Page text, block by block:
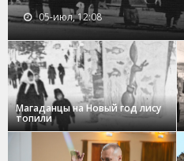
05-июл, 12:08
Магаданцы на Новый год лису
топили